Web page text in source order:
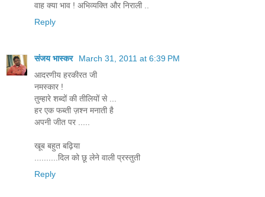
वाह क्या भाव ! अभिव्यक्ति और निराली ..
Reply
संजय भास्‍कर
March 31, 2011 at 6:39 PM
आदरणीय हरकीरत जी
नमस्कार !
तुम्हारे शब्दों की तीलियों से ...
हर एक फब्ती ज़श्न मनाती है
अपनी जीत पर .....
खूब बहुत बढ़िया
..........दिल को छू लेने वाली प्रस्तुती
Reply